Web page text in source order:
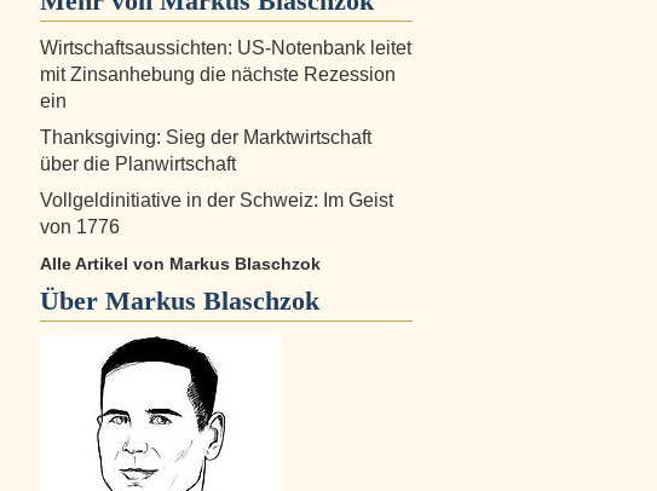
Wirtschaftsaussichten: US-Notenbank leitet
mit Zinsanhebung die nächste Rezession
ein
Thanksgiving: Sieg der Marktwirtschaft
über die Planwirtschaft
Vollgeldinitiative in der Schweiz: Im Geist
von 1776
Alle Artikel von Markus Blaschzok
Über Markus Blaschzok